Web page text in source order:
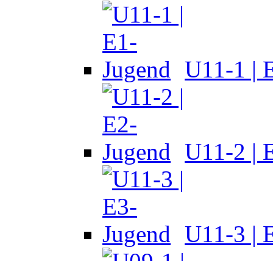
U11-1 |
U11-2 |
U11-3 |